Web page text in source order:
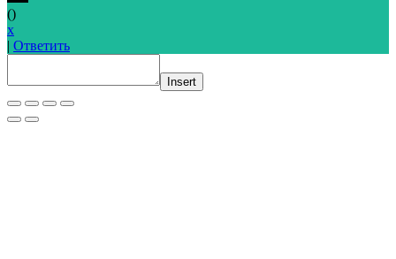
()
x
| Ответить
Insert